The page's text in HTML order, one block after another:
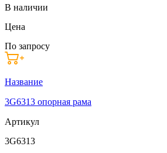
В наличии
Цена
По запросу
Название
3G6313 опорная рама
Артикул
3G6313